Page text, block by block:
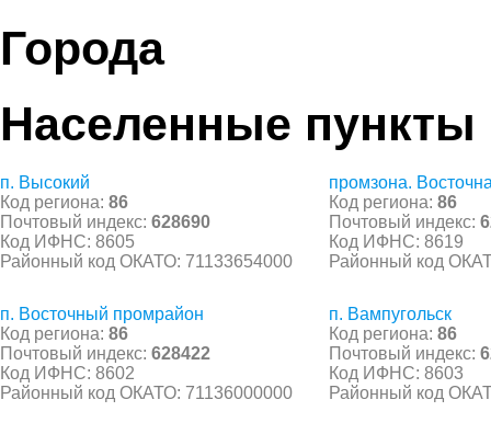
Города
Населенные пункты
п. Высокий
Код региона: 86
Почтовый индекс: 628690
Код ИФНС: 8605
Районный код ОКАТО: 71133654000
промзона.
Код региона: 86
Почтовый индекс:
Код ИФНС: 8619
Районный код
п. Восточный промрайон
Код региона: 86
Почтовый индекс: 628422
Код ИФНС: 8602
Районный код ОКАТО: 71136000000
п. Вампугольск
Код региона: 86
Почтовый индекс:
Код ИФНС: 8603
Районный код